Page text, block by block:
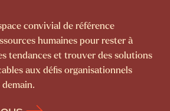
convivial de référence
humaines pour rester à
tendances et trouver des solutions
aux défis organisationnels
demain.